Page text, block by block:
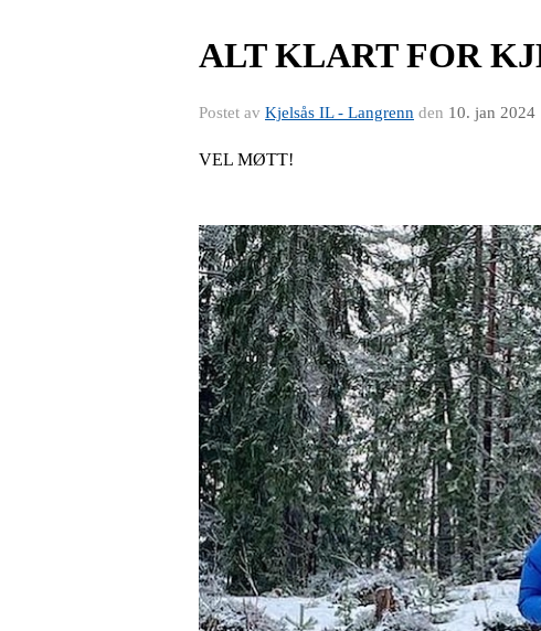
ALT KLART FOR
Postet av Kjelsås IL - Langrenn den 10. jan 2024
VEL MØTT!